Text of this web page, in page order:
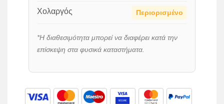
Χολαργός Περιορισμένο
*Η διαθεσιμότητα μπορεί να διαφέρει κατά την
επίσκεψη στα φυσικά καταστήματα.